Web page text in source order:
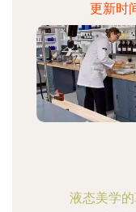
更新时
液态美学